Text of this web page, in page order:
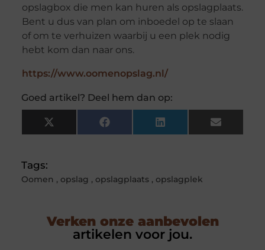
opslagbox die men kan huren als opslagplaats.
Bent u dus van plan om inboedel op te slaan
of om te verhuizen waarbij u een plek nodig
hebt kom dan naar ons.
https://www.oomenopslag.nl/
Goed artikel? Deel hem dan op:
X
(Twitter)
Facebook LinkedIn Email
Tags:
Oomen , opslag , opslagplaats, opslagplek
Verken onze aanbevolen
artikelen voor jou.